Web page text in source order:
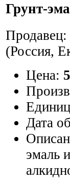
Грунт-
Продавец:
(Россия,
Цена:
Дата
эмаль